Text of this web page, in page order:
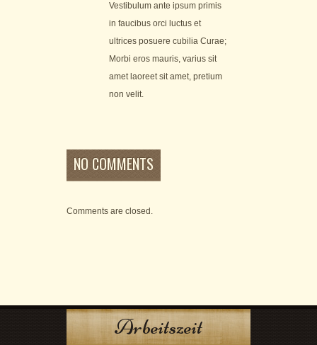
Vestibulum ante ipsum primis
in faucibus orci luctus et
ultrices posuere cubilia Curae;
Morbi eros mauris, varius sit
amet laoreet sit amet, pretium
non velit.
NO COMMENTS
Comments are closed.
Arbeitszeit